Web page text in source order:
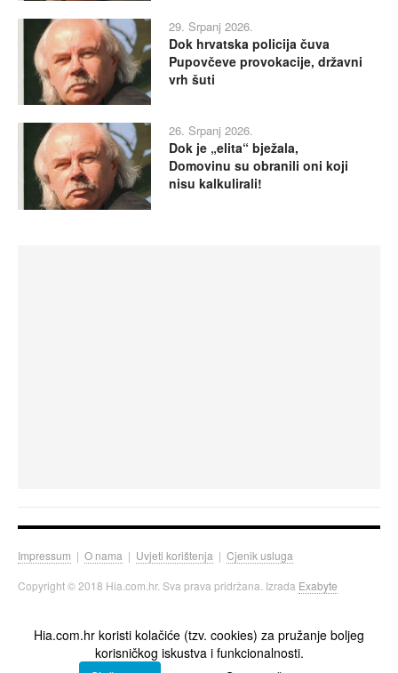
29. Srpanj 2026.
Dok hrvatska policija čuva
Pupovčeve provokacije, državni
vrh šuti
26. Srpanj 2026.
Dok je „elita“ bježala,
Domovinu su obranili oni koji
nisu kalkulirali!
Impressum | O nama | Uvjeti korištenja | Cjenik usluga
Copyright © 2018 Hia.com.hr. Sva prava pridržana. Izrada Exabyte
Hia.com.hr koristi kolačiće (tzv. cookies) za pružanje boljeg
korisničkog iskustva i funkcionalnosti.